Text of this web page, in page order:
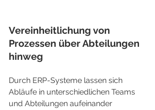
Vereinheitlichung von
Prozessen über Abteilungen
hinweg
Durch ERP-Systeme lassen sich
Abläufe in unterschiedlichen Teams
und Abteilungen aufeinander